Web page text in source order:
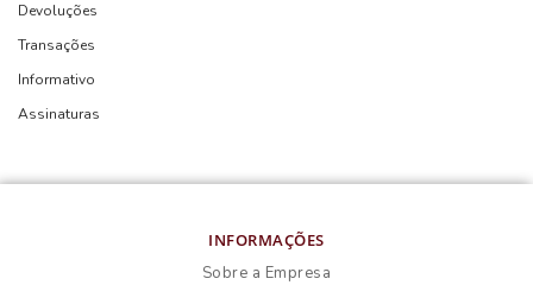
Devoluções
Transações
Informativo
Assinaturas
INFORMAÇÕES
Sobre a Empresa